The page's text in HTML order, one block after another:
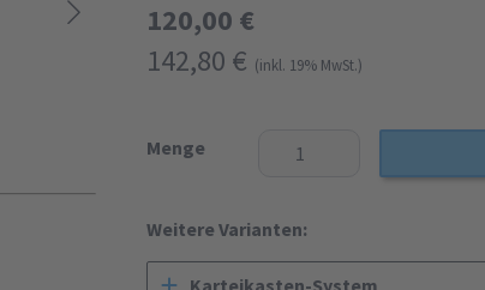
120,00 €
142,80 € (inkl. 19% MwSt.)
Menge
Weitere Varianten:
Karteikasten-System